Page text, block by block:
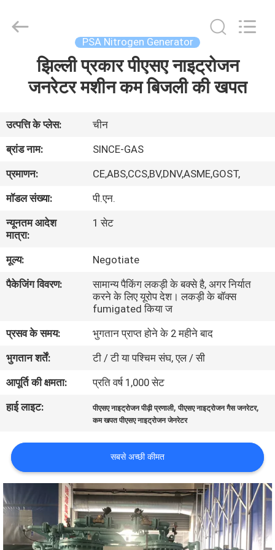
हमारे
बारे
कारखाना
गुणवत्ता
हमसे
संपर्क
करें
मामले
उद्धरण
मांगें
Technology
Co.,Ltd.
PSA Nitrogen Generator
झिल्ली प्रकार पीएसए नाइट्रोजन
जनरेटर मशीन कम बिजली की खपत
उत्पत्ति के प्लेस:
चीन
ब्रांड नाम:
SINCE-GAS
प्रमाणन:
CE,ABS,CCS,BV,DNV,ASME,GOST,
मॉडल संख्या:
पी.एन.
न्यूनतम आदेश
मात्रा:
1 सेट
मूल्य:
Negotiate
पैकेजिंग विवरण:
सामान्य पैकिंग लकड़ी के बक्से है, अगर निर्यात
करने के लिए यूरोप देश। लकड़ी के बॉक्स
fumigated किया ज
प्रसव के समय:
भुगतान प्राप्त होने के 2 महीने बाद
भुगतान शर्तें:
टी / टी या पश्चिम संघ, एल / सी
आपूर्ति की क्षमता:
प्रति वर्ष 1,000 सेट
हाई लाइट:
पीएसए नाइट्रोजन पीढ़ी प्रणाली,पीएसए नाइट्रोजन गैस जनरेटर,
कम खपत पीएसए नाइट्रोजन जेनरेटर
सबसे अच्छी कीमत